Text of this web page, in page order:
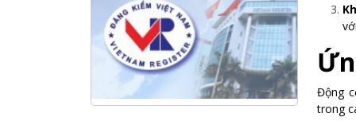
Hội nghị tổng kết công tác năm
2025 và triển khai nhiệm vụ năm
2026 do chi hội tàu du lịch Hạ
Long
NANIBI khai trương văn phòng
Động
trong